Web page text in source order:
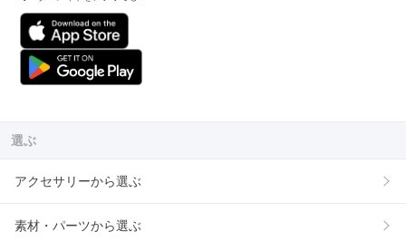
選ぶ
アクセサリーから選ぶ
素材・パーツから選ぶ